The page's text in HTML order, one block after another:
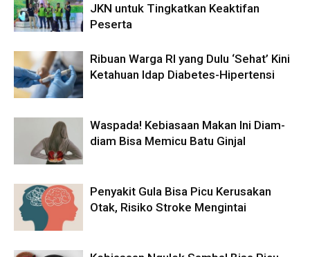
JKN untuk Tingkatkan Keaktifan
Peserta
Ribuan Warga RI yang Dulu ‘Sehat’ Kini
Ketahuan Idap Diabetes-Hipertensi
Waspada! Kebiasaan Makan Ini Diam-
diam Bisa Memicu Batu Ginjal
Penyakit Gula Bisa Picu Kerusakan
Otak, Risiko Stroke Mengintai